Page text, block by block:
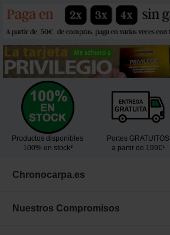
Productos disponibles
100% en stock³
Portes GRATUITOS
a partir de 199€¹
Chronocarpa.es
Nuestros Compromisos